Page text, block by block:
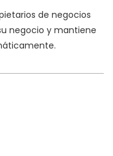
de negocios
negocio y mantiene